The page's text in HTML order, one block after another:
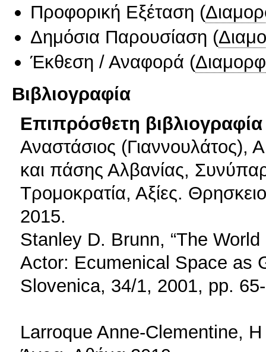
Προφορική Εξέταση (
Δημόσια Παρουσίαση (
Έκθεση / Αναφορά (
Βιβλιογραφία
Επιπρόσθετη βιβλιογραφία
Αναστάσιος (Γιαννουλάτος),
και πάσης Αλβανίας,
Τρομοκρατία, Αξίες.
2015.
Stanley D. Brunn, “The
Actor: Ecumenical Space as
Slovenica, 34/1, 2001, pp.
Larroque Anne-Clementine, Η